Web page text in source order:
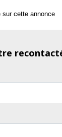
Tyre)
Radar
Siège
Vitres
VOIR PAR
sur cette annonce